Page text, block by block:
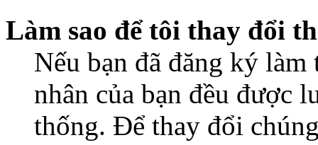
Làm sao để tôi thay đổi
Nếu bạn đã đăng ký
nhân của bạn đều được
thống. Để thay đổi